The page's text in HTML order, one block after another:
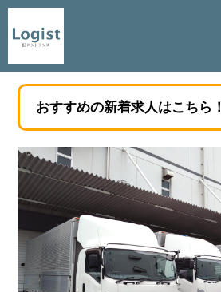
おすすめの新着求人はこちら！